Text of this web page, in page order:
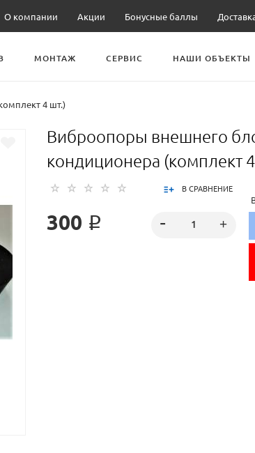
О компании Акции Бонусные баллы
МОНТАЖ СЕРВИС НАШИ ОБЪЕКТЫ
4 шт.)
Виброопоры внешнего
кондиционера (комплект
В СРАВНЕНИЕ
300 ₽